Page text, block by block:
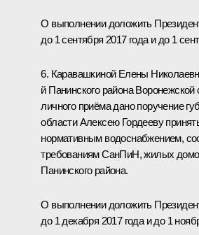
О выполнении доложить
до 1 сентября 2017 года и до 1
6. Каравашкиной Елены
й Панинского района
личного приёма дано поручение
области Алексею Гордееву
нормативным водоснабжением,
требованиям СанПиН, жилых
Панинского района.
О выполнении доложить
до 1 декабря 2017 года и до 1